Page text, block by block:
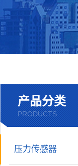
产品分类
PRODUCTS
压力传感器